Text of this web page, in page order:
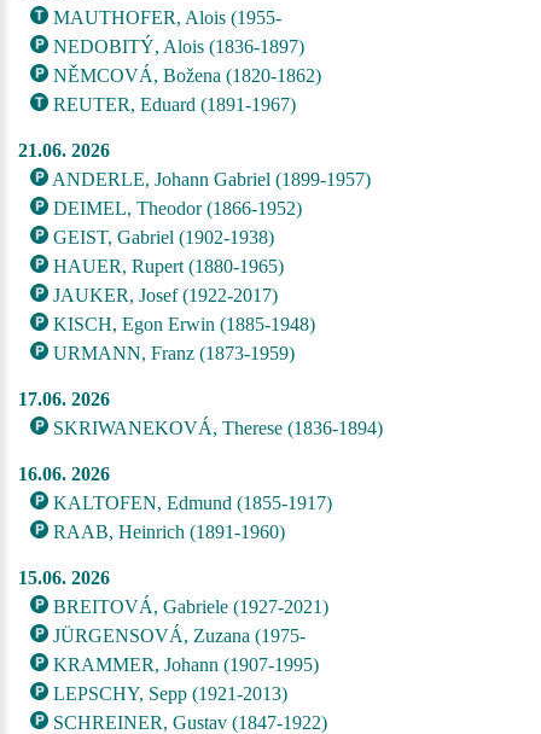
MAUTHOFER, Alois (1955-
NEDOBITÝ, Alois (1836-1897)
NĚMCOVÁ, Božena (1820-1862)
REUTER, Eduard (1891-1967)
21.06. 2026
ANDERLE, Johann Gabriel (1899-1957)
DEIMEL, Theodor (1866-1952)
GEIST, Gabriel (1902-1938)
HAUER, Rupert (1880-1965)
JAUKER, Josef (1922-2017)
KISCH, Egon Erwin (1885-1948)
URMANN, Franz (1873-1959)
17.06. 2026
SKRIWANEKOVÁ, Therese (1836-1894)
16.06. 2026
KALTOFEN, Edmund (1855-1917)
RAAB, Heinrich (1891-1960)
15.06. 2026
BREITOVÁ, Gabriele (1927-2021)
JÜRGENSOVÁ, Zuzana (1975-
KRAMMER, Johann (1907-1995)
LEPSCHY, Sepp (1921-2013)
SCHREINER, Gustav (1847-1922)